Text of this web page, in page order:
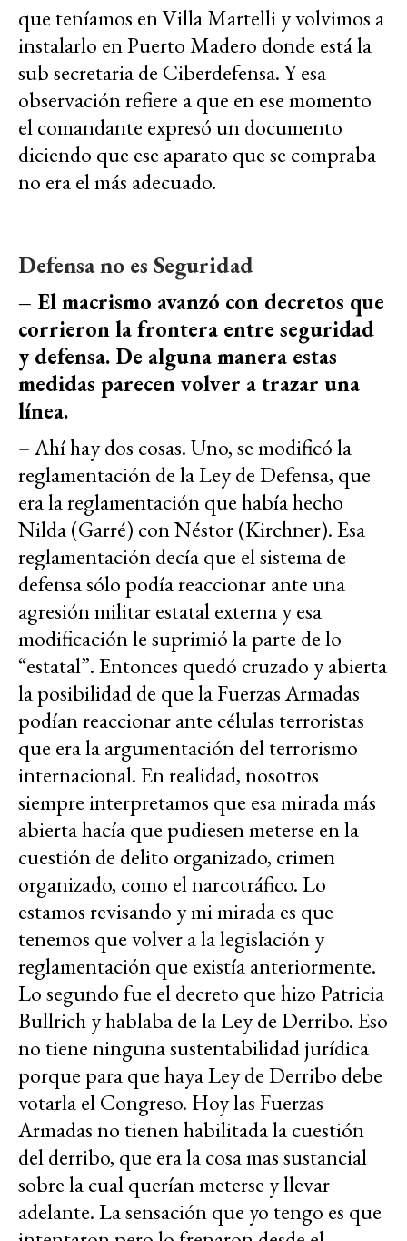
que teníamos en Villa Martelli y volvimos a
instalarlo en Puerto Madero donde está la
sub secretaria de Ciberdefensa. Y esa
observación refiere a que en ese momento
el comandante expresó un documento
diciendo que ese aparato que se compraba
no era el más adecuado.
Defensa no es Seguridad
– El macrismo avanzó con decretos que
corrieron la frontera entre seguridad
y defensa. De alguna manera estas
medidas parecen volver a trazar una
línea.
– Ahí hay dos cosas. Uno, se modificó la
reglamentación de la Ley de Defensa, que
era la reglamentación que había hecho
Nilda (Garré) con Néstor (Kirchner). Esa
reglamentación decía que el sistema de
defensa sólo podía reaccionar ante una
agresión militar estatal externa y esa
modificación le suprimió la parte de lo
“estatal”. Entonces quedó cruzado y abierta
la posibilidad de que la Fuerzas Armadas
podían reaccionar ante células terroristas
que era la argumentación del terrorismo
internacional. En realidad, nosotros
siempre interpretamos que esa mirada más
abierta hacía que pudiesen meterse en la
cuestión de delito organizado, crimen
organizado, como el narcotráfico. Lo
estamos revisando y mi mirada es que
tenemos que volver a la legislación y
reglamentación que existía anteriormente.
Lo segundo fue el decreto que hizo Patricia
Bullrich y hablaba de la Ley de Derribo. Eso
no tiene ninguna sustentabilidad jurídica
porque para que haya Ley de Derribo debe
votarla el Congreso. Hoy las Fuerzas
Armadas no tienen habilitada la cuestión
del derribo, que era la cosa mas sustancial
sobre la cual querían meterse y llevar
adelante. La sensación que yo tengo es que